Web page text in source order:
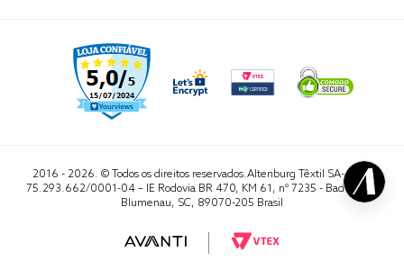
2016 - 2026. © Todos os direitos reservados.Altenburg Têxtil SA- CNPJ
75.293.662/0001-04 – IE Rodovia BR 470, KM 61, nº 7235 - Badenfurt,
Blumenau, SC, 89070-205 Brasil